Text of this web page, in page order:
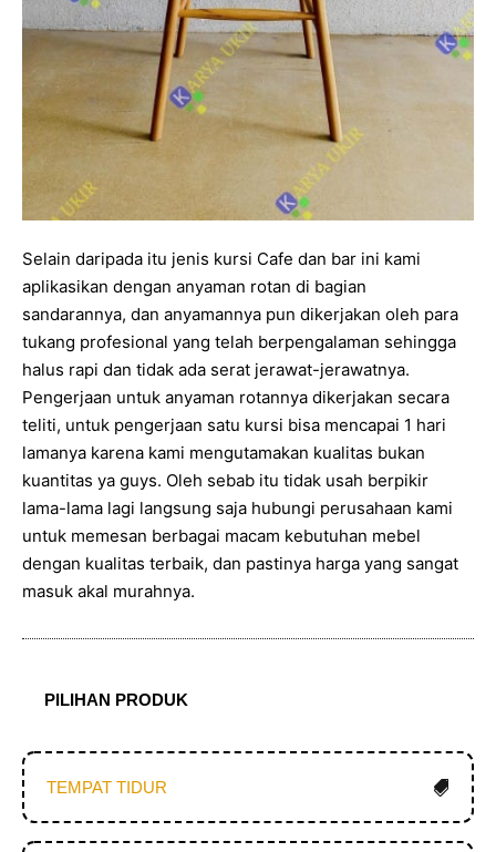
Selain daripada itu jenis kursi Cafe dan bar ini kami
aplikasikan dengan anyaman rotan di bagian
sandarannya, dan anyamannya pun dikerjakan oleh para
tukang profesional yang telah berpengalaman sehingga
halus rapi dan tidak ada serat jerawat-jerawatnya.
Pengerjaan untuk anyaman rotannya dikerjakan secara
teliti, untuk pengerjaan satu kursi bisa mencapai 1 hari
lamanya karena kami mengutamakan kualitas bukan
kuantitas ya guys. Oleh sebab itu tidak usah berpikir
lama-lama lagi langsung saja hubungi perusahaan kami
untuk memesan berbagai macam kebutuhan mebel
dengan kualitas terbaik, dan pastinya harga yang sangat
masuk akal murahnya.
PILIHAN PRODUK
TEMPAT TIDUR